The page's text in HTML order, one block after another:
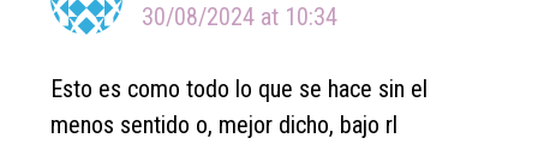
30/08/2024 at 10:34
Esto es como todo lo que se hace sin el
menos sentido o, mejor dicho, bajo rl